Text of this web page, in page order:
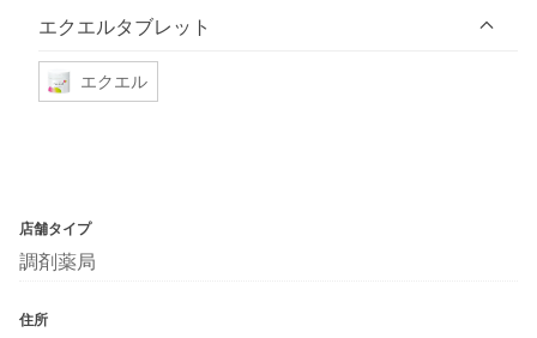
エクエルタブレット
エクエル
店舗タイプ
調剤薬局
住所